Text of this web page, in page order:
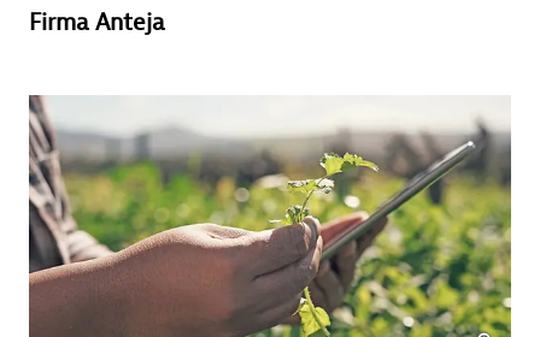
Firma Anteja